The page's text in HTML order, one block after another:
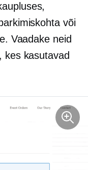
või
Vaadake neid
kes kasutavad